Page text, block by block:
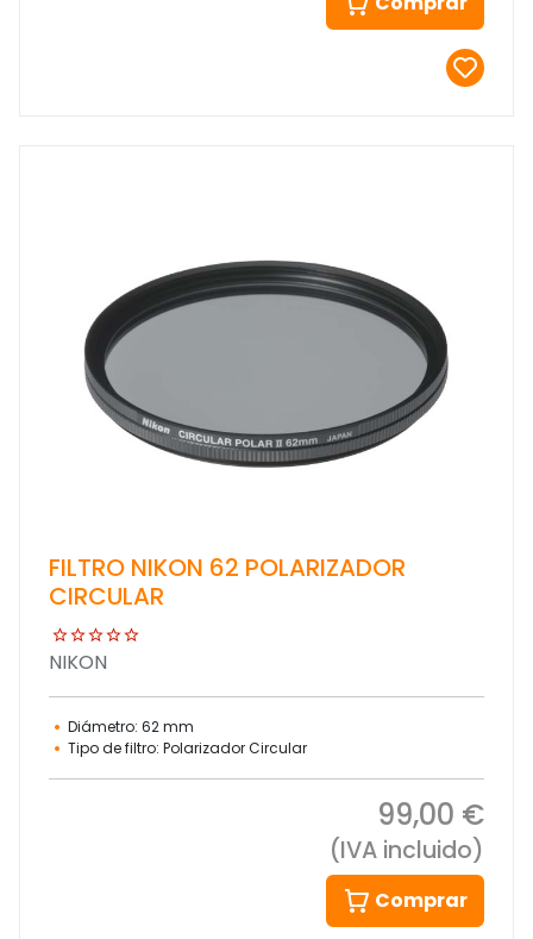
FILTRO NIKON 62 POLARIZADOR
CIRCULAR
NIKON
Diámetro: 62 mm
Tipo de filtro: Polarizador Circular
99,00 €
(IVA incluido)
Comprar